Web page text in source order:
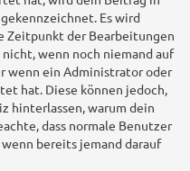
Es wird
Zeitpunkt der Bearbeitungen
wenn noch niemand auf
wenn ein Administrator oder
hat. Diese können jedoch,
hinterlassen, warum dein
dass normale Benutzer
bereits jemand darauf